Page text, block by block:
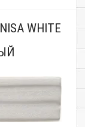
WHITE